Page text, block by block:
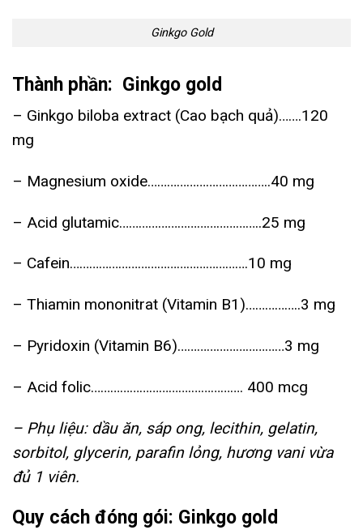
Ginkgo Gold
Thành phần: Ginkgo gold
– Ginkgo biloba extract (Cao bạch quả)…….120
mg
– Magnesium oxide………………………………..40 mg
– Acid glutamic……………………………………..25 mg
– Cafein……………………………………………….10 mg
– Thiamin mononitrat (Vitamin B1)……………..3 mg
– Pyridoxin (Vitamin B6)……………………………3 mg
– Acid folic………………………….……………. 400 mcg​
– Phụ liệu: dầu ăn, sáp ong, lecithin, gelatin,
sorbitol, glycerin, parafin lỏng, hương vani vừa
đủ 1 viên.
Quy cách đóng gói: Ginkgo gold